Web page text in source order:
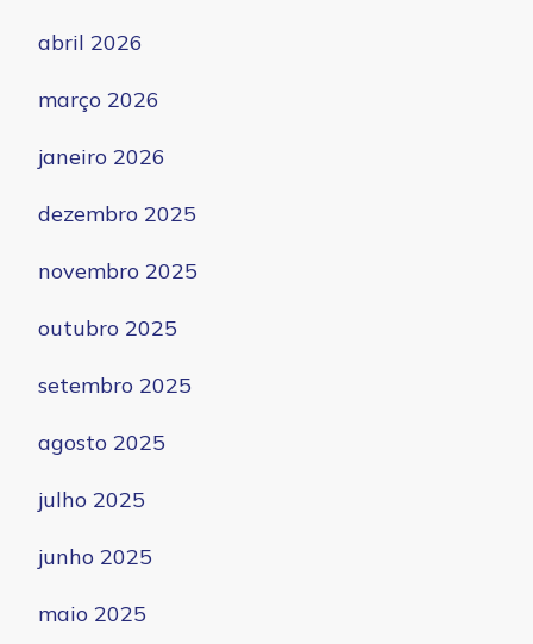
abril 2026
março 2026
janeiro 2026
dezembro 2025
novembro 2025
outubro 2025
setembro 2025
agosto 2025
julho 2025
junho 2025
maio 2025